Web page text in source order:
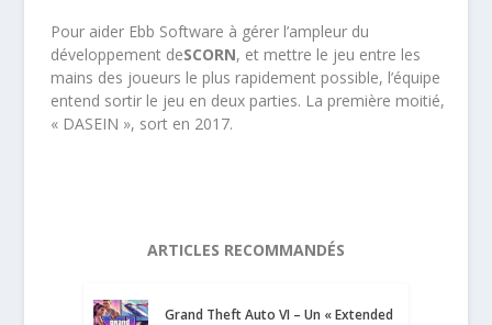
Pour aider Ebb Software à gérer l’ampleur du
développement deSCORN, et mettre le jeu entre les
mains des joueurs le plus rapidement possible, l’équipe
entend sortir le jeu en deux parties. La première moitié,
« DASEIN », sort en 2017.
ARTICLES RECOMMANDÉS
Grand Theft Auto VI – Un « Extended